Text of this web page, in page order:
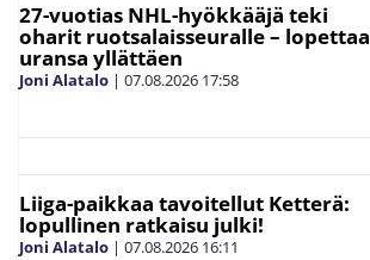
27-vuotias NHL-hyökkääjä teki
oharit ruotsalaisseuralle – lopettaa
uransa yllättäen
Joni Alatalo | 07.08.2026 17:58
Liiga-paikkaa tavoitellut Ketterä:
lopullinen ratkaisu julki!
Joni Alatalo | 07.08.2026 16:11